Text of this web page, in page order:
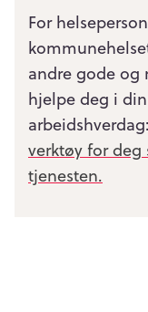
For
andre gode og
hjelpe deg i din
arbeidshverdag:
verktøy for
tjenesten.